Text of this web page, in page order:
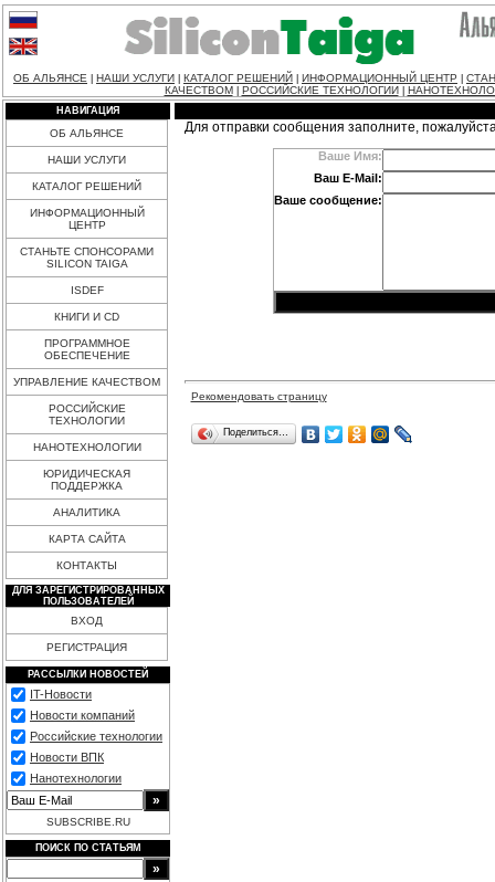
ОБ АЛЬЯНСЕ НАШИ УСЛУГИ КАТАЛОГ РЕШЕНИЙ ИНФОРМАЦИОННЫЙ ЦЕНТР
КАЧЕСТВОМ
РОССИЙСКИЕ ТЕХНОЛОГИИ
НАВИГАЦИЯ
ОБ АЛЬЯНСЕ
НАШИ УСЛУГИ
КАТАЛОГ РЕШЕНИЙ
ИНФОРМАЦИОННЫЙ
ЦЕНТР
СТАНЬТЕ СПОНСОРАМИ
SILICON TAIGA
ISDEF
КНИГИ И CD
ПРОГРАММНОЕ
ОБЕСПЕЧЕНИЕ
УПРАВЛЕНИЕ КАЧЕСТВОМ
РОССИЙСКИЕ
ТЕХНОЛОГИИ
НАНОТЕХНОЛОГИИ
ЮРИДИЧЕСКАЯ
ПОДДЕРЖКА
АНАЛИТИКА
КАРТА САЙТА
КОНТАКТЫ
ДЛЯ ЗАРЕГИСТРИРОВАННЫХ
ПОЛЬЗОВАТЕЛЕЙ
ВХОД
РЕГИСТРАЦИЯ
РАССЫЛКИ НОВОСТЕЙ
IT-Новости
Новости компаний
Российские технологии
Новости ВПК
Нанотехнологии
SUBSCRIBE.RU
ПОИСК ПО СТАТЬЯМ
Для отправки сообщения заполните,
Ваше Имя:
Ваш E-Mail:
Ваше сообщение:
Рекомендовать страницу
Поделиться…